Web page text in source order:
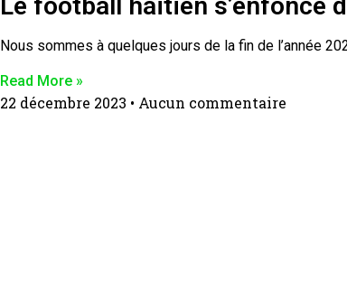
Nous sommes à quelques jours de la fin de l’année
Read More »
22 décembre 2023 Aucun commentaire